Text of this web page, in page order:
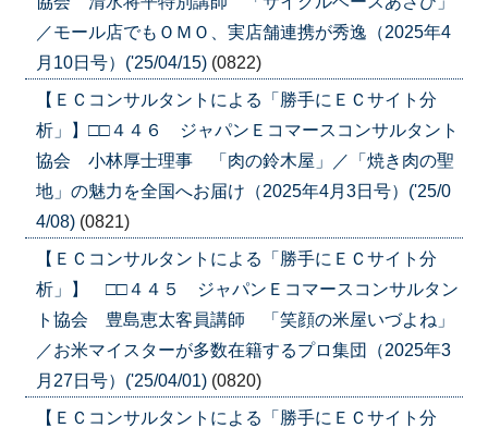
／モール店でもＯＭＯ、実店舗連携が秀逸（2025年4
月10日号）('25/04/15) (0822)
【ＥＣコンサルタントによる「勝手にＥＣサイト分
析」】□□４４６ ジャパンＥコマースコンサルタント
協会 小林厚士理事 「肉の鈴木屋」／「焼き肉の聖
地」の魅力を全国へお届け（2025年4月3日号）('25/0
4/08) (0821)
【ＥＣコンサルタントによる「勝手にＥＣサイト分
析」】 □□４４５ ジャパンＥコマースコンサルタン
ト協会 豊島恵太客員講師 「笑顔の米屋いづよね」
／お米マイスターが多数在籍するプロ集団（2025年3
月27日号）('25/04/01) (0820)
【ＥＣコンサルタントによる「勝手にＥＣサイト分